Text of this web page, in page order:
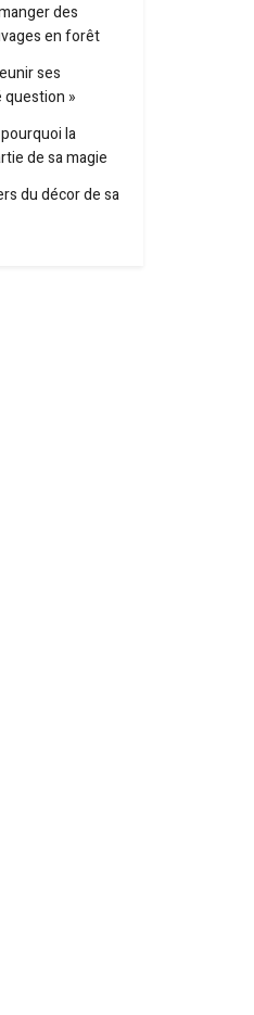
des
en forêt
ses
question »
la
de sa magie
du décor de sa